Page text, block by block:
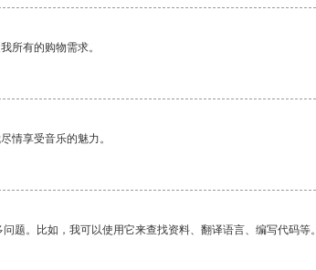
所有的购物需求。
情享受音乐的魅力。
题。比如，我可以使用它来查找资料、翻译语言、编写代码等。